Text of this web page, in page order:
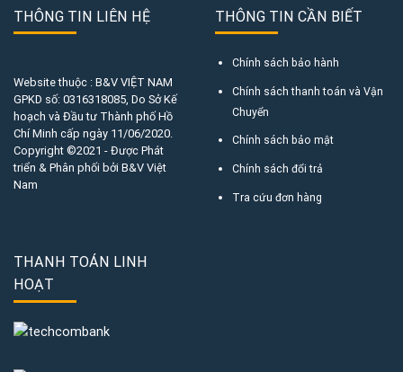
THÔNG TIN LIÊN HỆ
Website thuộc : B&V VIỆT NAM
GPKD số: 0316318085, Do Sở Kế
hoạch và Đầu tư Thành phố Hồ
Chí Minh cấp ngày 11/06/2020.
Copyright ©2021 - Được Phát
triển & Phân phối bởi B&V Việt
Nam
THÔNG TIN CẦN BIẾT
Chính sách bảo hành
Chính sách thanh toán và Vận
Chuyển
Chính sách bảo mật
Chính sách đổi trả
Tra cứu đơn hàng
THANH TOÁN LINH
HOẠT